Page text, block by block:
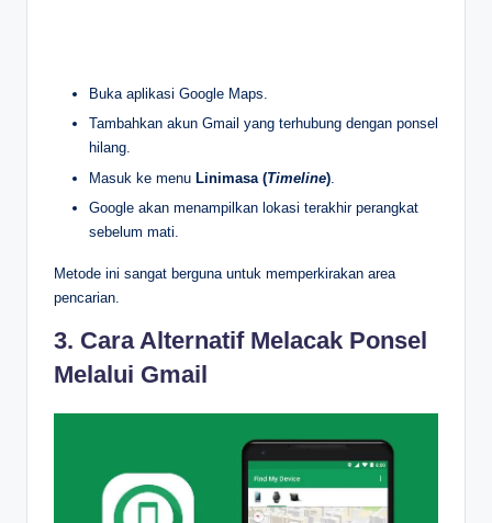
Buka aplikasi Google Maps.
Tambahkan akun Gmail yang terhubung dengan ponsel
hilang.
Masuk ke menu Linimasa (Timeline)
Google akan menampilkan lokasi terakhir perangkat
sebelum mati.
Metode ini sangat berguna untuk memperkirakan area
pencarian.
3. Cara Alternatif Melacak Ponsel
Melalui Gmail